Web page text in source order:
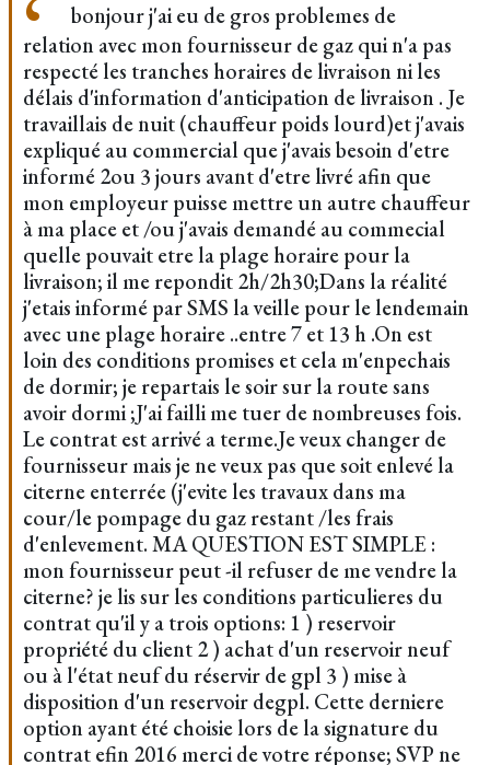
bonjour j'ai eu de gros problemes de
relation avec mon fournisseur de gaz qui n'a pas
respecté les tranches horaires de livraison ni les
délais d'information d'anticipation de livraison . Je
travaillais de nuit (chauffeur poids lourd)et j'avais
expliqué au commercial que j'avais besoin d'etre
informé 2ou 3 jours avant d'etre livré afin que
mon employeur puisse mettre un autre chauffeur
à ma place et /ou j'avais demandé au commecial
quelle pouvait etre la plage horaire pour la
livraison; il me repondit 2h/2h30;Dans la réalité
j'etais informé par SMS la veille pour le lendemain
avec une plage horaire ..entre 7 et 13 h .On est
loin des conditions promises et cela m'enpechais
de dormir; je repartais le soir sur la route sans
avoir dormi ;J'ai failli me tuer de nombreuses fois.
Le contrat est arrivé a terme.Je veux changer de
fournisseur mais je ne veux pas que soit enlevé la
citerne enterrée (j'evite les travaux dans ma
cour/le pompage du gaz restant /les frais
d'enlevement. MA QUESTION EST SIMPLE :
mon fournisseur peut -il refuser de me vendre la
citerne? je lis sur les conditions particulieres du
contrat qu'il y a trois options: 1 ) reservoir
propriété du client 2 ) achat d'un reservoir neuf
ou à l'état neuf du réservir de gpl 3 ) mise à
disposition d'un reservoir degpl. Cette derniere
option ayant été choisie lors de la signature du
contrat efin 2016 merci de votre réponse; SVP ne